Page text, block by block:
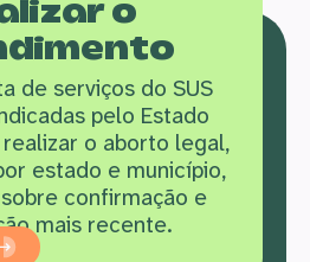
o
de serviços do SUS
pelo Estado
o aborto legal,
estado e município,
confirmação e
mais recente.